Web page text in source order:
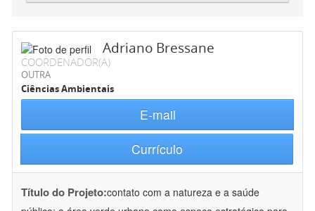
Adriano Bressane
COORDENADOR(A)
OUTRA
Ciências Ambientais
E-mail
Currículo
Título do Projeto:contato com a natureza e a saúde